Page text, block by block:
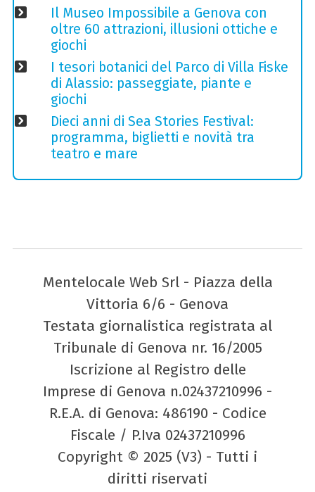
Il Museo Impossibile a Genova con
oltre 60 attrazioni, illusioni ottiche e
giochi
I tesori botanici del Parco di Villa Fiske
di Alassio: passeggiate, piante e
giochi
Dieci anni di Sea Stories Festival:
programma, biglietti e novità tra
teatro e mare
Mentelocale Web Srl - Piazza della
Vittoria 6/6 - Genova
Testata giornalistica registrata al
Tribunale di Genova nr. 16/2005
Iscrizione al Registro delle
Imprese di Genova n.02437210996 -
R.E.A. di Genova: 486190 - Codice
Fiscale / P.Iva 02437210996
Copyright © 2025 (V3) - Tutti i
diritti riservati